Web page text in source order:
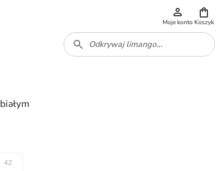
Moje konto Koszyk
42